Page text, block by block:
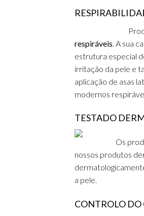
respiráveis A sua
estrutura especial
irritação da pele e
aplicação de asas
modernos
TESTADO
Os
nossos produtos
a pele.
CONTROLO DO